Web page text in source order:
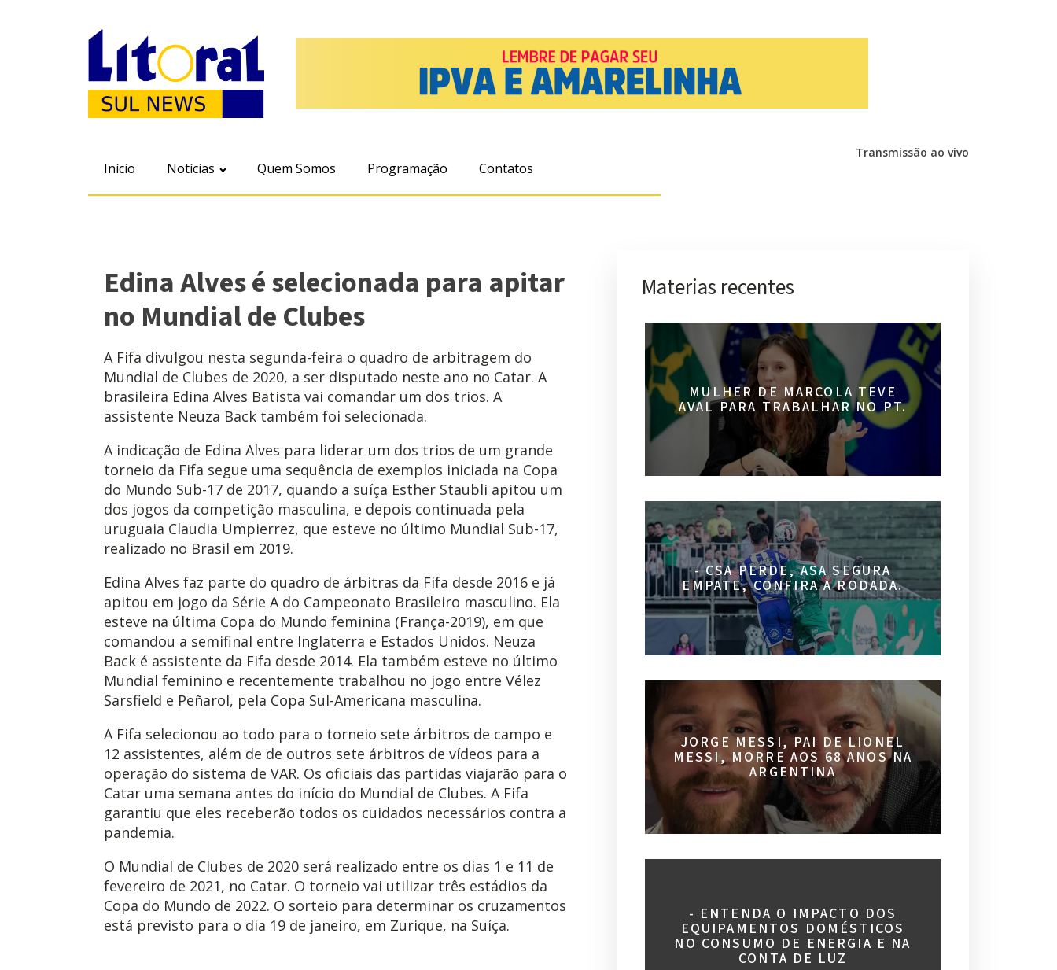
Início Notícias Quem Somos Programação Contatos
Transmissão ao vivo
Edina Alves é selecionada para apitar
no Mundial de Clubes
A Fifa divulgou nesta segunda-feira o quadro de arbitragem do
Mundial de Clubes de 2020, a ser disputado neste ano no Catar. A
brasileira Edina Alves Batista vai comandar um dos trios. A
assistente Neuza Back também foi selecionada.
A indicação de Edina Alves para liderar um dos trios de um grande
torneio da Fifa segue uma sequência de exemplos iniciada na Copa
do Mundo Sub-17 de 2017, quando a suíça Esther Staubli apitou um
dos jogos da competição masculina, e depois continuada pela
uruguaia Claudia Umpierrez, que esteve no último Mundial Sub-17,
realizado no Brasil em 2019.
Edina Alves faz parte do quadro de árbitras da Fifa desde 2016 e já
apitou em jogo da Série A do Campeonato Brasileiro masculino. Ela
esteve na última Copa do Mundo feminina (França-2019), em que
comandou a semifinal entre Inglaterra e Estados Unidos. Neuza
Back é assistente da Fifa desde 2014. Ela também esteve no último
Mundial feminino e recentemente trabalhou no jogo entre Vélez
Sarsfield e Peñarol, pela Copa Sul-Americana masculina.
A Fifa selecionou ao todo para o torneio sete árbitros de campo e
12 assistentes, além de de outros sete árbitros de vídeos para a
operação do sistema de VAR. Os oficiais das partidas viajarão para o
Catar uma semana antes do início do Mundial de Clubes. A Fifa
garantiu que eles receberão todos os cuidados necessários contra a
pandemia.
O Mundial de Clubes de 2020 será realizado entre os dias 1 e 11 de
fevereiro de 2021, no Catar. O torneio vai utilizar três estádios da
Copa do Mundo de 2022. O sorteio para determinar os cruzamentos
está previsto para o dia 19 de janeiro, em Zurique, na Suíça.
Materias recentes
MULHER DE MARCOLA TEVE
AVAL PARA TRABALHAR NO PT.
- CSA PERDE, ASA SEGURA
EMPATE, CONFIRA A RODADA.
JORGE MESSI, PAI DE LIONEL
MESSI, MORRE AOS 68 ANOS NA
ARGENTINA
- ENTENDA O IMPACTO DOS
EQUIPAMENTOS DOMÉSTICOS
NO CONSUMO DE ENERGIA E NA
CONTA DE LUZ